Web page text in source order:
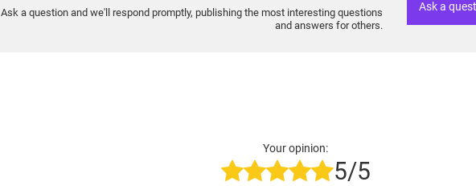
Ask a question and we'll respond promptly, publishing the most interesting questions
and answers for others.
Ask a
Your opinion:
5/5